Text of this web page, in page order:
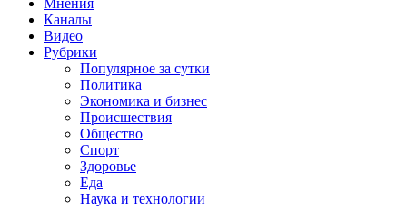
Мнения
Каналы
Видео
Рубрики
Популярное за сутки
Политика
Экономика и бизнес
Происшествия
Общество
Спорт
Здоровье
Еда
Наука и технологии